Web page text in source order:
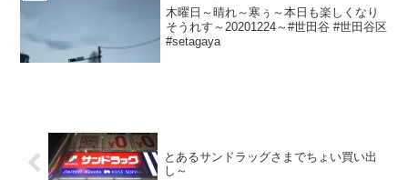
木曜日～晴れ～寒ぅ～本日も楽しくなり
そうれす～20201224～#世田谷 #世田谷区
#setagaya
とあるサンドラッグさまでちょい買い出
し～